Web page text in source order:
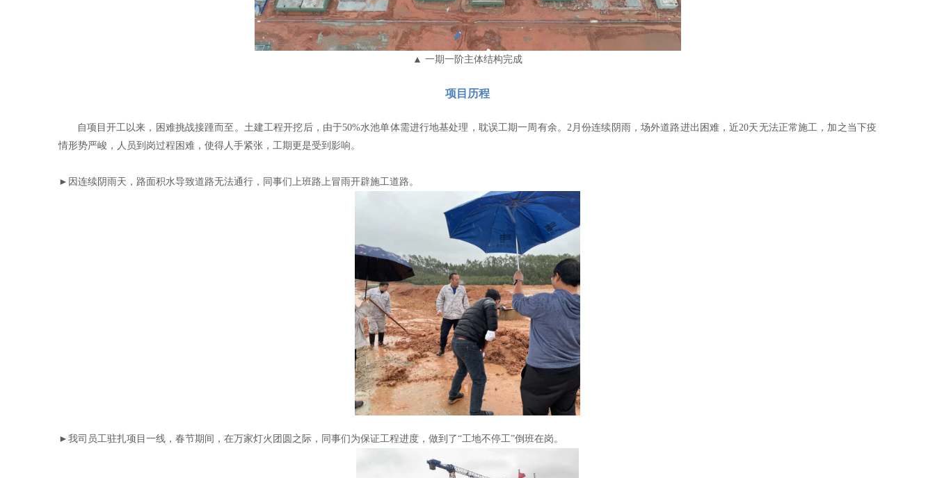
▲ 一期一阶主体结构完成
项目历程
自项目开工以来，困难挑战接踵而至。土建工程开挖后，由于50%水池单体需进行地基处理，耽误工期一周有余。2月份连续阴雨，场外道路进出困难，近20天无法正常施工，加之当下疫
情形势严峻，人员到岗过程困难，使得人手紧张，工期更是受到影响。
►因连续阴雨天，路面积水导致道路无法通行，同事们上班路上冒雨开辟施工道路。
►我司员工驻扎项目一线，春节期间，在万家灯火团圆之际，同事们为保证工程进度，做到了“工地不停工”倒班在岗。